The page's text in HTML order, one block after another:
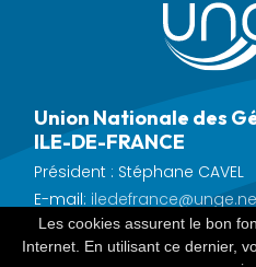
Union Nationale des
ILE-DE-FRANCE
Président : Stéphane CAVEL
E-mail:
© 2022 UNGE -Mentions
Les cookies assurent le bon
Internet. En utilisant ce dernier,